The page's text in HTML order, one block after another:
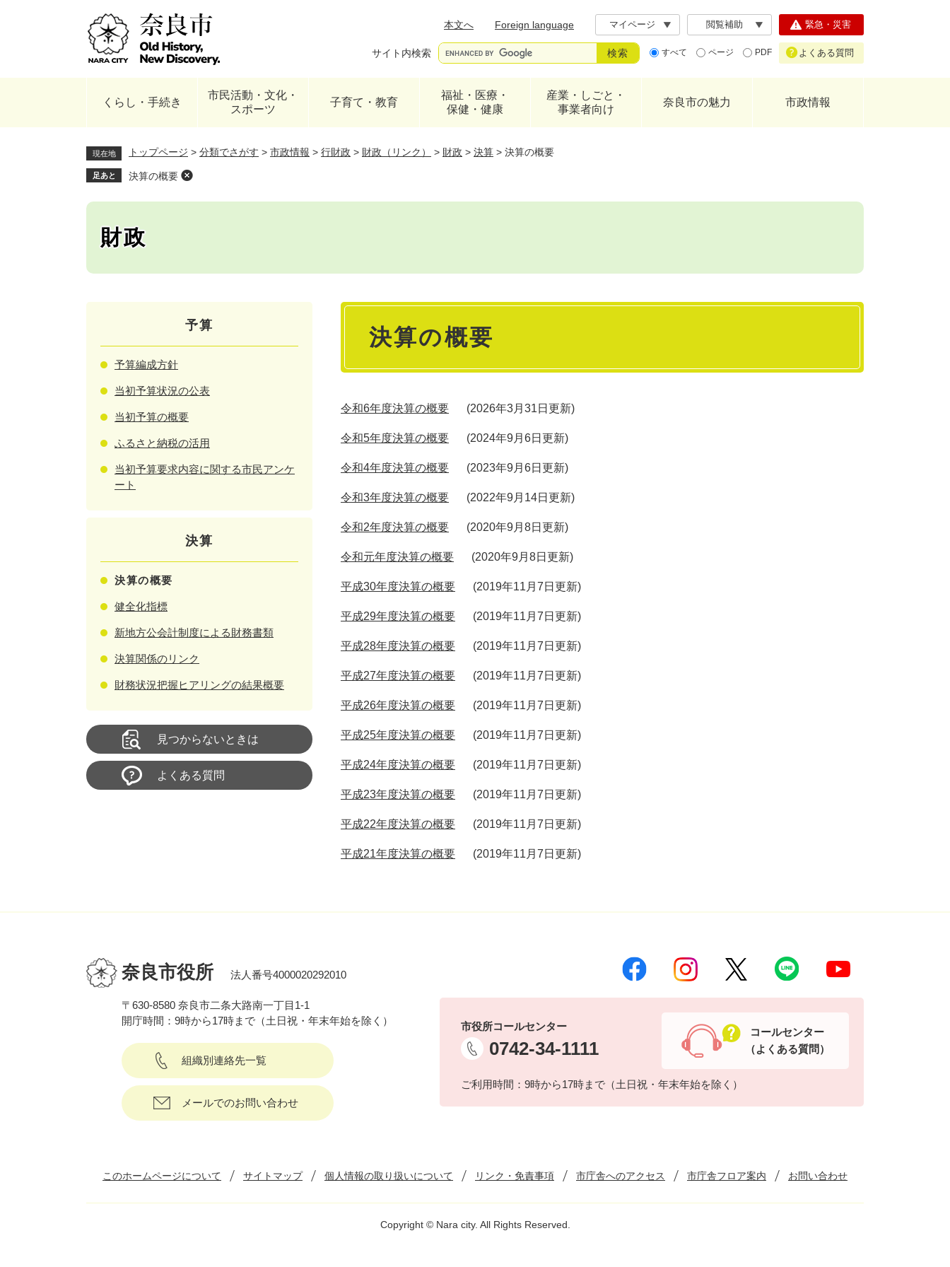
本文へ
Foreign language マイページ 閲覧補助
サイト内検索 すべて ページ PDF
緊急・災害
よくある質問
くらし・手続き
市民活動・文化・
スポーツ
子育て・教育
福祉・医療・
保健・健康
産業・しごと・
事業者向け
奈良市の魅力 市政情報
現在地 トップページ > 分類でさがす > 市政情報 > 行財政 > 財政（リンク） > 財政 > 決算 > 決算の概要
足あと 決算の概要
財政
本
決算の概要
令和6年度決算の概要 2026年3月31日更新
令和5年度決算の概要 2024年9月6日更新
令和4年度決算の概要 2023年9月6日更新
令和3年度決算の概要 2022年9月14日更新
令和2年度決算の概要 2020年9月8日更新
令和元年度決算の概要 2020年9月8日更新
平成30年度決算の概要 2019年11月7日更新
平成29年度決算の概要 2019年11月7日更新
平成28年度決算の概要 2019年11月7日更新
平成27年度決算の概要 2019年11月7日更新
平成26年度決算の概要 2019年11月7日更新
平成25年度決算の概要 2019年11月7日更新
平成24年度決算の概要 2019年11月7日更新
平成23年度決算の概要 2019年11月7日更新
平成22年度決算の概要 2019年11月7日更新
平成21年度決算の概要 2019年11月7日更新
予算
予算編成方針
当初予算状況の公表
当初予算の概要
ふるさと納税の活用
当初予算要求内容に関する市民アンケ
ート
決算
決算の概要
健全化指標
新地方公会計制度による財務書類
決算関係のリンク
財務状況把握ヒアリングの結果概要
見つからないときは
よくある質問
奈良市役所 法人番号4000020292010
〒630-8580 奈良市二条大路南一丁目1-1
開庁時間：9時から17時まで（土日祝・年末年始を除く）
組織別連絡先一覧
メールでのお問い合わせ
市役所コールセンター
0742-34-1111
ご利用時間：9時から17時まで（土日祝・年末年始を除く）
コールセンター
（よくある質問）
このホームページについて サイトマップ 個人情報の取り扱いについて リンク・免責事項 市庁舎へのアクセス 市庁舎フロア案内 お問い合わせ
Copyright © Nara city. All Rights Reserved.